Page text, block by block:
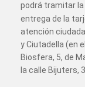
podrá tramitar
entrega de la
atención
y Ciutadella (en
Biosfera, 5, de
la calle Bijuters,